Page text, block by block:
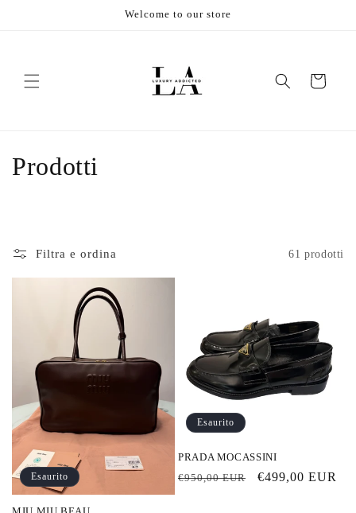
Welcome to our store
Carrello
C
l
n
e
:
Prodotti
Filtra e ordina 61 prodotti
Esaurito
Esaurito
PRADA MOCASSINI
Prezzo
€950,00 EUR
Prezzo
€499,00 EUR